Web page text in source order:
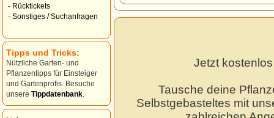
- Rücktickets
- Sonstiges / Suchanfragen
Tipps und Tricks:
Nützliche Garten- und
Pflanzentipps für Einsteiger
und Gartenprofis. Besuche
unsere Tippdatenbank
Jetzt
Tausche deine
Selbstgebasteltes mit